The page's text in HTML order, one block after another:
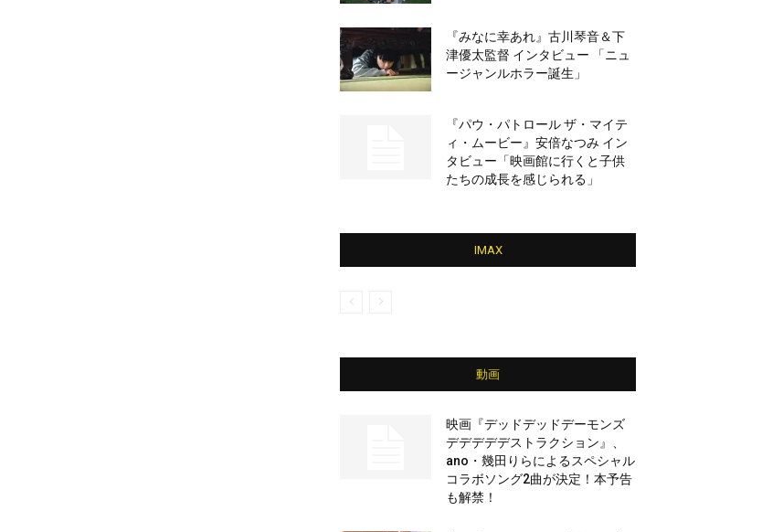
『みなに幸あれ』古川琴音＆下
津優太監督 インタビュー 「ニュ
ージャンルホラー誕生」
『パウ・パトロール ザ・マイテ
ィ・ムービー』安倍なつみ イン
タビュー「映画館に行くと子供
たちの成長を感じられる」
IMAX
動画
映画『デッドデッドデーモンズ
デデデデデストラクション』、
ano・幾田りらによるスペシャル
コラボソング2曲が決定！本予告
も解禁！